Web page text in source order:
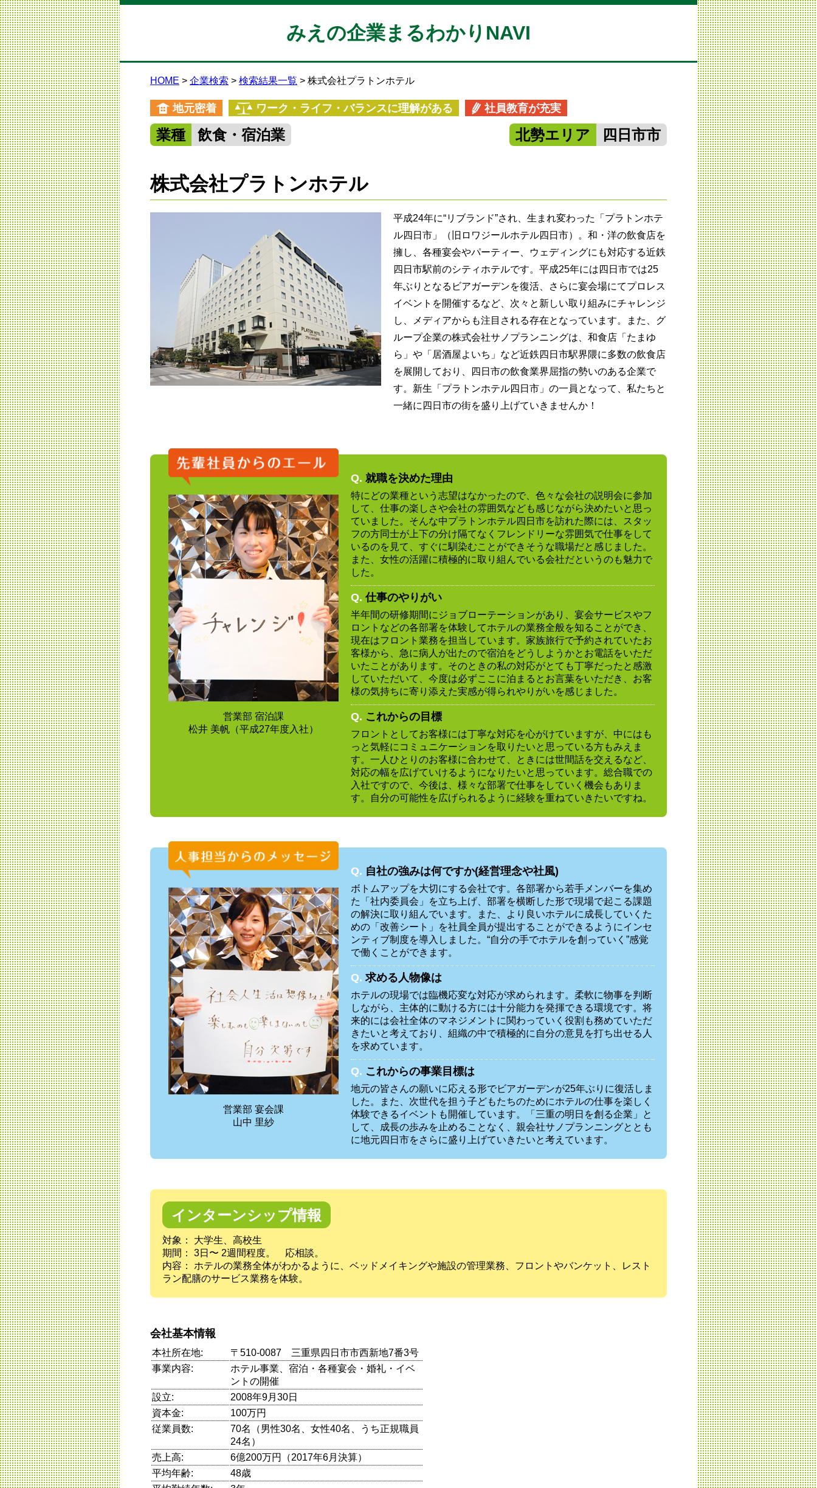
みえの企業まるわかりNAVI
HOME 企業検索 検索結果一覧 株式会社プラトンホテル
地元密着 ワーク・ライフ・バランスに理解がある 社員教育が充実
業種 飲食・宿泊業 北勢エリア 四日市市
株式会社プラトンホテル
平成24年に“リブランド”され、生まれ変わった「プラトンホテ
ル四日市」（旧ロワジールホテル四日市）。和・洋の飲食店を
擁し、各種宴会やパーティー、ウェディングにも対応する近鉄
四日市駅前のシティホテルです。平成25年には四日市では25
年ぶりとなるビアガーデンを復活、さらに宴会場にてプロレス
イベントを開催するなど、次々と新しい取り組みにチャレンジ
し、メディアからも注目される存在となっています。また、グ
ループ企業の株式会社サノプランニングは、和食店「たまゆ
ら」や「居酒屋よいち」など近鉄四日市駅界隈に多数の飲食店
を展開しており、四日市の飲食業界屈指の勢いのある企業で
す。新生「プラトンホテル四日市」の一員となって、私たちと
一緒に四日市の街を盛り上げていきませんか！
営業部 宿泊課
松井 美帆（平成27年度入社）
Q. 就職を決めた理由
特にどの業種という志望はなかったので、色々な会社の説明会に参加
して、仕事の楽しさや会社の雰囲気なども感じながら決めたいと思っ
ていました。そんな中プラトンホテル四日市を訪れた際には、スタッ
フの方同士が上下の分け隔てなくフレンドリーな雰囲気で仕事をして
いるのを見て、すぐに馴染むことができそうな職場だと感じました。
また、女性の活躍に積極的に取り組んでいる会社だというのも魅力で
した。
Q. 仕事のやりがい
半年間の研修期間にジョブローテーションがあり、宴会サービスやフ
ロントなどの各部署を体験してホテルの業務全般を知ることができ、
現在はフロント業務を担当しています。家族旅行で予約されていたお
客様から、急に病人が出たので宿泊をどうしようかとお電話をいただ
いたことがあります。そのときの私の対応がとても丁寧だったと感激
していただいて、今度は必ずここに泊まるとお言葉をいただき、お客
様の気持ちに寄り添えた実感が得られやりがいを感じました。
Q. これからの目標
フロントとしてお客様には丁寧な対応を心がけていますが、中にはも
っと気軽にコミュニケーションを取りたいと思っている方もみえま
す。一人ひとりのお客様に合わせて、ときには世間話を交えるなど、
対応の幅を広げていけるようになりたいと思っています。総合職での
入社ですので、今後は、様々な部署で仕事をしていく機会もありま
す。自分の可能性を広げられるように経験を重ねていきたいですね。
営業部 宴会課
山中 里紗
Q. 自社の強みは何ですか(経営理念や社風)
ボトムアップを大切にする会社です。各部署から若手メンバーを集め
た「社内委員会」を立ち上げ、部署を横断した形で現場で起こる課題
の解決に取り組んでいます。また、より良いホテルに成長していくた
めの「改善シート」を社員全員が提出することができるようにインセ
ンティブ制度を導入しました。“自分の手でホテルを創っていく”感覚
で働くことができます。
Q. 求める人物像は
ホテルの現場では臨機応変な対応が求められます。柔軟に物事を判断
しながら、主体的に動ける方には十分能力を発揮できる環境です。将
来的には会社全体のマネジメントに関わっていく役割も務めていただ
きたいと考えており、組織の中で積極的に自分の意見を打ち出せる人
を求めています。
Q. これからの事業目標は
地元の皆さんの願いに応える形でビアガーデンが25年ぶりに復活しま
した。また、次世代を担う子どもたちのためにホテルの仕事を楽しく
体験できるイベントも開催しています。「三重の明日を創る企業」と
して、成長の歩みを止めることなく、親会社サノプランニングととも
に地元四日市をさらに盛り上げていきたいと考えています。
インターンシップ情報
対象： 大学生、高校生
期間： 3日〜 2週間程度。 応相談。
内容： ホテルの業務全体がわかるように、ベッドメイキングや施設の管理業務、フロントやバンケット、レスト
ラン配膳のサービス業務を体験。
会社基本情報
本社所在地:
〒510-0087 三重県四日市市西新地7番3号
事業内容:
ホテル事業、宿泊・各種宴会・婚礼・イベ
ントの開催
設立:
2008年9月30日
資本金:
100万円
従業員数:
70名（男性30名、女性40名、うち正規職員
24名）
売上高:
6億200万円（2017年6月決算）
平均年齢:
48歳